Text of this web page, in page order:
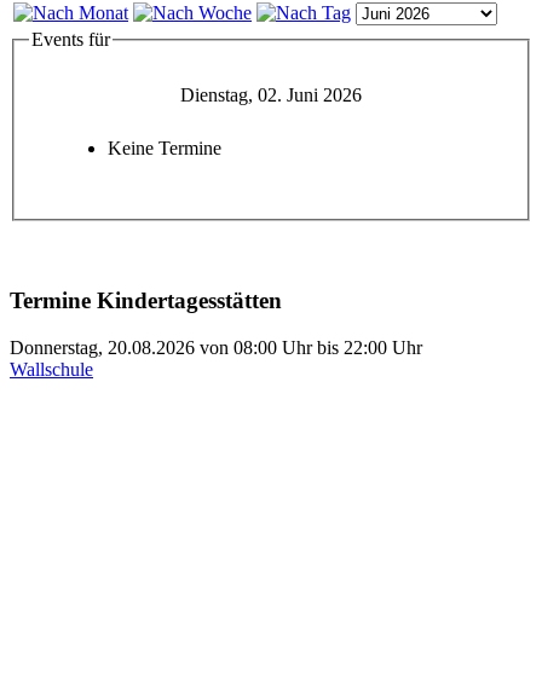
Events für
Dienstag, 02. Juni 2026
Keine Termine
Termine Kindertagesstätten
Donnerstag, 20.08.2026 von 08:00 Uhrbis 22:00 Uhr
Wallschule